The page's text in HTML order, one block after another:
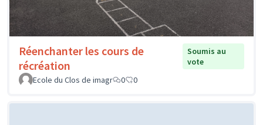
Réenchanter les cours de
récréation
Soumis au
vote
Ecole du Clos de imagr
0 0